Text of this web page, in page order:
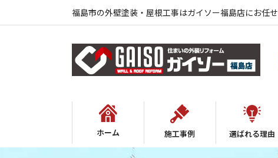
福島市の外壁塗装・屋根工事はガイソー福島店にお任せ
ホーム 施工事例 選ばれる理由